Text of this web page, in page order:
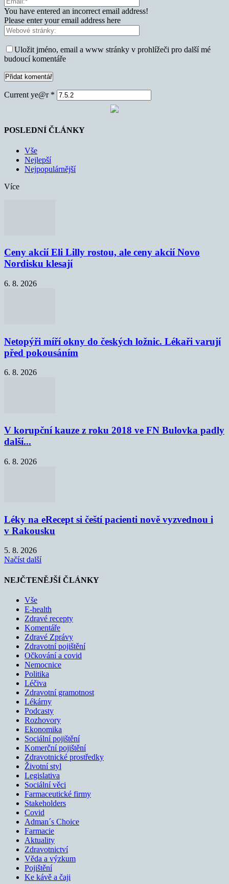
You have entered an incorrect email address!
Please enter your email address here
Uložit jméno, email a www stránky v prohlížeči pro další mé
budoucí komentáře
Current ye@r *
POSLEDNÍ ČLÁNKY
Vše
Nejlepší
Nejpopulárnější
Více
Ceny akcií Eli Lilly rostou, ale ceny akcií Novo
Nordisku klesají
6. 8. 2026
Netopýři míří okny do českých ložnic. Lékaři varují
před pokousáním
6. 8. 2026
V korupční kauze z roku 2018 ve FN Bulovka padly
další...
6. 8. 2026
Léky na eRecept si čeští pacienti nově vyzvednou i
v Rakousku
5. 8. 2026
Načíst další
NEJČTENĚJŠÍ ČLÁNKY
Vše
E-health
Zdravé recepty
Komentáře
Zdravé Zprávy
Zdravotní pojištění
Očkování a covid
Nemocnice
Politika
Léčiva
Zdravotní gramotnost
Lékárny
Podcasty
Rozhovory
Ekonomika
Sociální pojištění
Komerční pojištění
Zdravotnické prostředky
Životní styl
Legislativa
Sociální věci
Farmaceutické firmy
Stakeholders
Covid
Adman´s Choice
Farmacie
Aktuality
Zdravotnictví
Věda a výzkum
Pojištění
Ke kávě a čaji